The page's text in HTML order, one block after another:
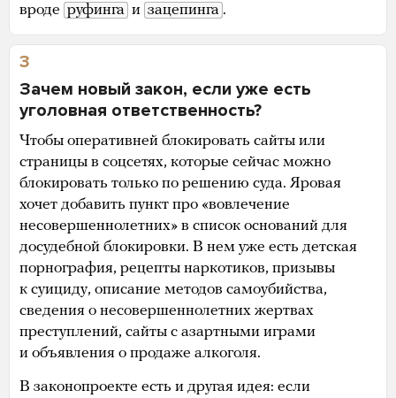
вроде руфинга и зацепинга .
3
Зачем новый закон, если уже есть
уголовная ответственность?
Чтобы оперативней блокировать сайты или
страницы в соцсетях, которые сейчас можно
блокировать только по решению суда. Яровая
хочет добавить пункт про «вовлечение
несовершеннолетних» в список оснований для
досудебной блокировки. В нем уже есть детская
порнография, рецепты наркотиков, призывы
к суициду, описание методов самоубийства,
сведения о несовершеннолетних жертвах
преступлений, сайты с азартными играми
и объявления о продаже алкоголя.
В законопроекте есть и другая идея: если